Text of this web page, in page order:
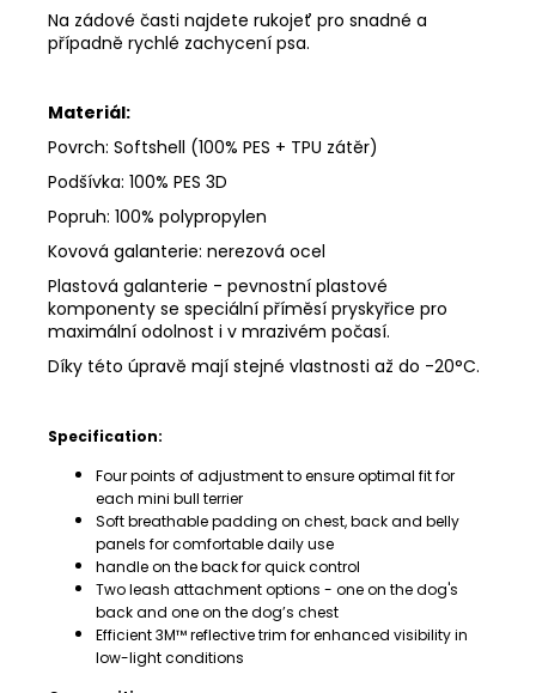
Na zádové časti najdete rukojeť pro snadné a
případně rychlé zachycení psa.
Materiál:
Povrch: Softshell (100% PES + TPU zátěr)
Podšívka: 100% PES 3D
Popruh: 100% polypropylen
Kovová galanterie: nerezová ocel
Plastová galanterie - pevnostní plastové
komponenty se speciální příměsí pryskyřice pro
maximální odolnost i v mrazivém počasí.
Díky této úpravě mají stejné vlastnosti až do -20°C.
Specification:
Four points of adjustment to ensure optimal fit for
each mini bull terrier
Soft breathable padding on chest, back and belly
panels for comfortable daily use
handle on the back for quick control
Two leash attachment options - one on the dog's
back and one on the dog’s chest
Efficient 3M™ reflective trim for enhanced visibility in
low-light conditions